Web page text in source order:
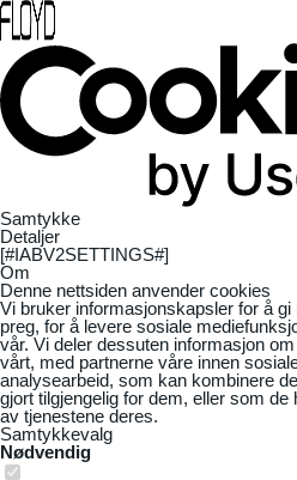
Samtykke
Detaljer
[#IABV2SETTINGS#]
Om
Denne nettsiden anvender cookies
Vi bruker informasjonskapsler for å
preg, for å levere sosiale
vår. Vi deler dessuten informasjon
vårt, med partnerne våre innen
analysearbeid, som kan kombinere
gjort tilgjengelig for dem, eller som
av tjenestene deres.
Samtykkevalg
Nødvendig